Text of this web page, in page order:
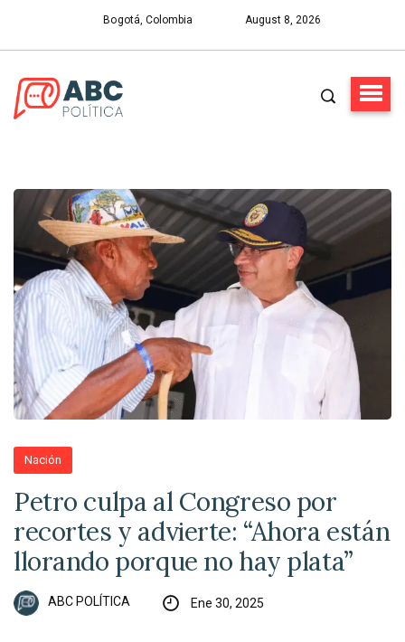
Bogotá, Colombia August 8, 2026
Nación
Petro culpa al Congreso por
recortes y advierte: “Ahora están
llorando porque no hay plata”
ABC POLÍTICA Ene 30, 2025